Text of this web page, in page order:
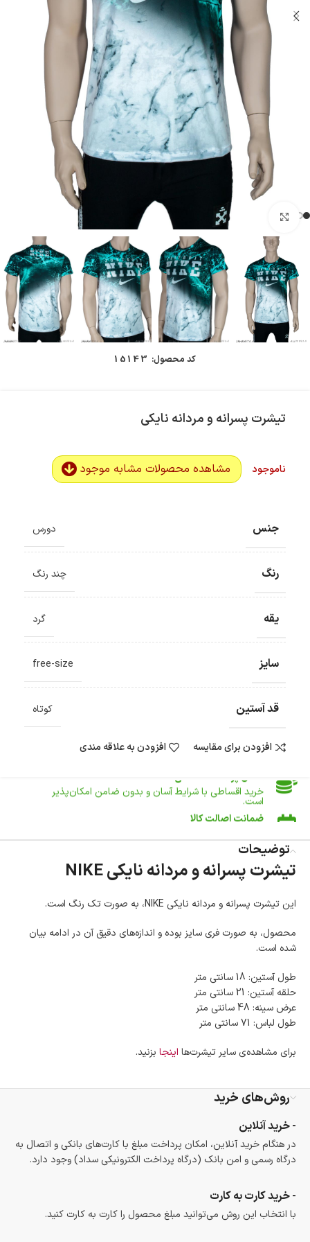
بزرگنمایی تصویر
کد محصول: 15143
تیشرت پسرانه و مردانه نایکی
ناموجود مشاهده محصولات مشابه موجود
جنس دورس
رنگ چند رنگ
یقه گرد
سایز free-size
قد آستین کوتاه
افزودن برای مقایسه افزودن به علاقه مندی
گارانتی معتبر برای تمامی محصولات ارائه می‌شود.
سفارش‌های بیش از500 هزار تومان ، رایگان به سراسر کشور
ضمانت بازگشت کالا
امکان پرداخت در محل
در هنگام خرید محصول، امکان انتخاب پرداخت در محل
امکان پرداخت اقساطی
ضمانت اصالت کالا
گارانتی معتبر برای تمامی محصولات ارائه می‌شود.
توضیحات
تیشرت پسرانه و مردانه نایکی NIKE
این تیشرت پسرانه و مردانه نایکی NIKE، به صورت تک رنگ است.
محصول، به صورت فری سایز بوده و اندازه‌های دقیق آن در ادامه بیان
شده است.
طول آستین: 18 سانتی متر
حلقه آستین: 21 سانتی متر
عرض سینه: 48 سانتی متر
طول لباس: 71 سانتی متر
برای مشاهده‌ی سایر تیشرت‌ها اینجا بزنید.
روش‌های خرید
- خرید آنلاین
در هنگام خرید آنلاین، امکان پرداخت مبلغ با کارت‌های بانکی و اتصال به
درگاه رسمی و امن بانک (درگاه پرداخت الکترونیکی سداد) وجود دارد.
- خرید کارت به کارت
با انتخاب این روش می‌توانید مبلغ محصول را کارت به کارت کنید.